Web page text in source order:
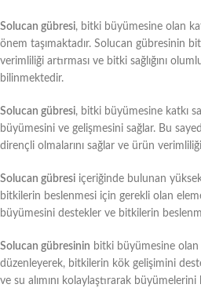
Solucan gübresi, bitki büyümesine olan
önem taşımaktadır. Solucan gübresinin
verimliliği artırması ve bitki sağlığını
bilinmektedir.
Solucan gübresi, bitki büyümesine katkı
büyümesini ve gelişmesini sağlar. Bu
dirençli olmalarını sağlar ve ürün
Solucan gübresi içeriğinde bulunan
bitkilerin beslenmesi için gerekli olan
büyümesini destekler ve bitkilerin
Solucan gübresinin bitki büyümesine olan
düzenleyerek, bitkilerin kök gelişimini
ve su alımını kolaylaştırarak büyümelerini